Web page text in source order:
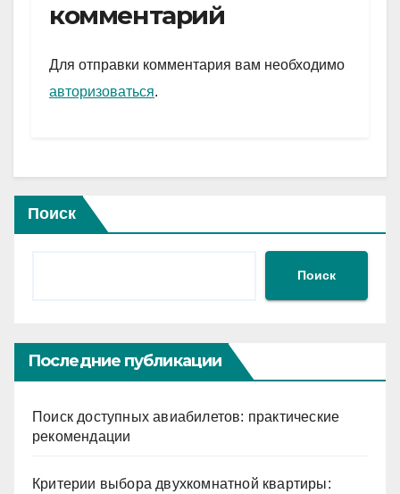
a
m
A
p
и
комментарий
Для отправки комментария вам необходимо
авторизоваться.
Поиск
Поиск
Последние публикации
Поиск доступных авиабилетов: практические
рекомендации
Критерии выбора двухкомнатной квартиры: